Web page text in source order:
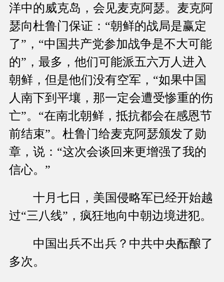
洋中的威克岛，会见麦克阿瑟。麦克阿
瑟向杜鲁门保证：“朝鲜的战局是赢定
了”，“中国共产党参加战争是不大可能
的”，最多，他们可能派五六万人进入
朝鲜，但是他们没有空军，“如果中国
人南下到平壤，那一定会遭受惨重的伤
亡”。“在南北朝鲜，抵抗都会在感恩节
前结束”。杜鲁门给麦克阿瑟颁发了勋
章，说：“这次会谈回来更增强了我的
信心。”
十月七日，美国侵略军已经开始越
过“三八线”，疯狂地向中朝边境进犯。
中国出兵不出兵？中共中央酝酿了
多次。